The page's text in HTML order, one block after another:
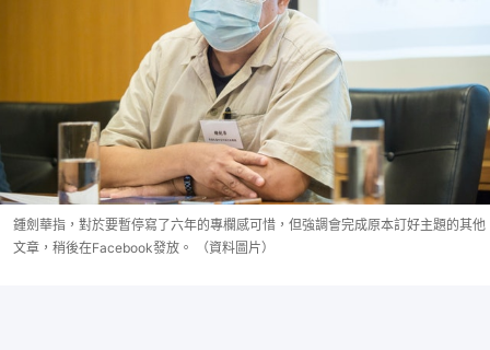
鍾劍華指，對於要暫停寫了六年的專欄感可惜，但強調會完成原本訂好主題的其他
文章，稍後在Facebook發放。 （資料圖片）